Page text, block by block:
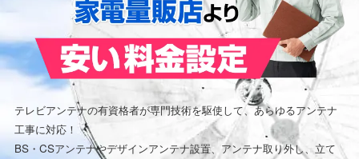
テレビアンテナの有資格者が専門技術を駆使して、あらゆるアンテナ
工事に対応！
BS・CSアンテナやデザインアンテナ設置、アンテナ取り外し、立て